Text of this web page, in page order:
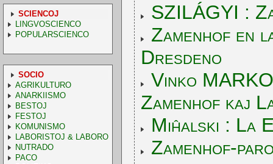
SCIENCOJ
LINGVOSCIENCO
POPULARSCIENCO
SOCIO
AGRIKULTURO
ANARKIISMO
BESTOJ
FESTOJ
KOMUNISMO
LABORISTOJ & LABORO
NUTRADO
PACO
SZILÁGYI :
Zamenhof en
Dresdeno
Vinko
Zamenhof kaj
Miĥalski : La
Zamenhof-